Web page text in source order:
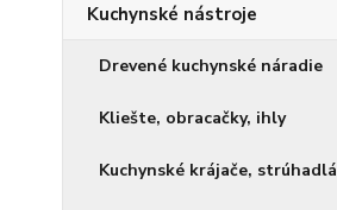
Kuchynské nástroje
Drevené kuchynské náradie
Kliešte, obracačky, ihly
Kuchynské krájače, strúhadlá